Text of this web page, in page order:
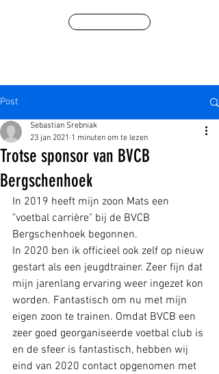
Post
Trotse sponsor van BVCB
Bergschenhoek
Sebastian Srebniak
23 jan 2021 1 minuten om te lezen
In 2019 heeft mijn zoon Mats een
"voetbal carrière" bij de BVCB
Bergschenhoek begonnen.
In 2020 ben ik officieel ook zelf op nieuw
gestart als een jeugdtrainer. Zeer fijn dat
mijn jarenlang ervaring weer ingezet kon
worden. Fantastisch om nu met mijn
eigen zoon te trainen. Omdat BVCB een
zeer goed georganiseerde voetbal club is
en de sfeer is fantastisch, hebben wij
eind van 2020 contact opgenomen met